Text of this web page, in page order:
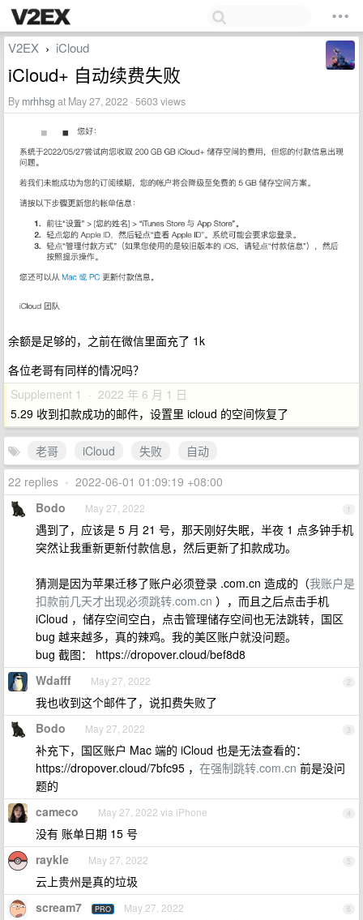
V2EX › iCloud
iCloud+ 自动续费失败
By mrhhsg at May 27, 2022 · 5603 views
余额是足够的，之前在微信里面充了 1k
各位老哥有同样的情况吗？
Supplement 1 · 2022 年 6 月 1 日
5.29 收到扣款成功的邮件，设置里 icloud 的空间恢复了
老哥 iCloud 失败
自动
22 replies • 2022-06-01 01:09:19 +08:00
1
Bodo May 27, 2022
遇到了，应该是 5 月 21 号，那天刚好失眠，半夜 1 点多钟手机
突然让我重新更新付款信息，然后更新了扣款成功。
猜测是因为苹果迁移了账户必须登录 .com.cn 造成的（我账户是
扣款前几天才出现必须跳转.com.cn ），而且之后点击手机
iCloud ，储存空间空白，点击管理储存空间也无法跳转，国区
bug 越来越多，真的辣鸡。我的美区账户就没问题。
bug 截图： https://dropover.cloud/bef8d8
2
Wdafff May 27, 2022
我也收到这个邮件了，说扣费失败了
3
Bodo May 27, 2022
补充下，国区账户 Mac 端的 iCloud 也是无法查看的：
https://dropover.cloud/7bfc95 ， 在强制跳转.com.cn 前是没问
题的
4
cameco May 27, 2022 via iPhone
没有 账单日期 15 号
5
raykle May 27, 2022
云上贵州是真的垃圾
6
scream7 PRO May 27, 2022